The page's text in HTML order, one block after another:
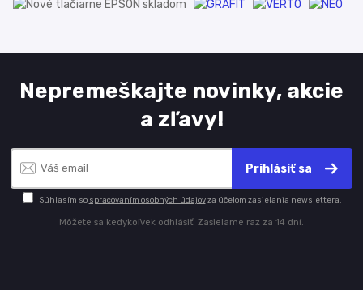
Nepremeškajte novinky, akcie
a zľavy!
Prihlásiť sa
Súhlasím so spracovaním osobných údajovza účelom zasielania newslettera.
Môžete sa kedykoľvek odhlásiť. Zasielame raz za 14 dní.